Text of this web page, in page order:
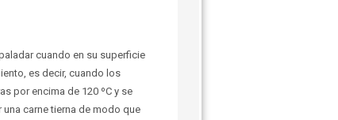
cuando en su superficie
es decir, cuando los
por encima de 120 ºC y se
una carne tierna de modo que